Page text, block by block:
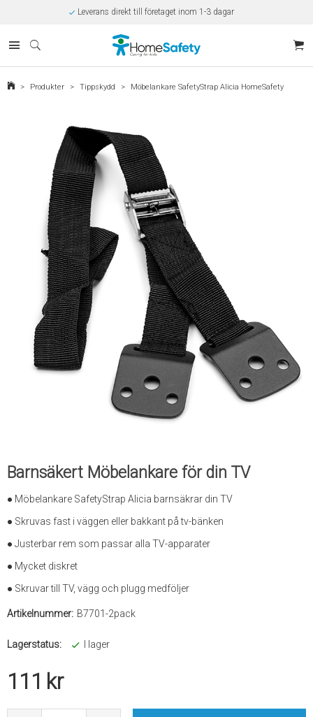
Leverans direkt till företaget inom 1-3 dagar
Rabatt på beställningar över 10.000kr/år
Kunnig kundtjänst Egen tillverkning Eget lager i Kungsbacka
> Produkter > Tippskydd > Möbelankare SafetyStrap Alicia HomeSafety
Barnsäkert Möbelankare för din TV
● Möbelankare SafetyStrap Alicia barnsäkrar din TV
● Skruvas fast i väggen eller bakkant på tv-bänken
● Justerbar rem som passar alla TV-apparater
● Mycket diskret
● Skruvar till TV, vägg och plugg medföljer
Artikelnummer: B7701-2pack
Lagerstatus: I lager
111 kr